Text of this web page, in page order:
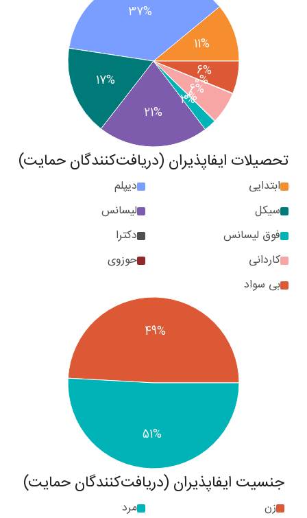
11%
37%
17%
21%
2%
0%
6%
0%
6%
تحصیلات ایفاپذیران (دریافت‌کنندگان حمایت)
ابتدایی
دیپلم
سیکل
لیسانس
فوق لیسانس
دکترا
کاردانی
حوزوی
بی سواد
49%
51%
جنسیت ایفاپذیران (دریافت‌کنندگان حمایت)
زن مرد